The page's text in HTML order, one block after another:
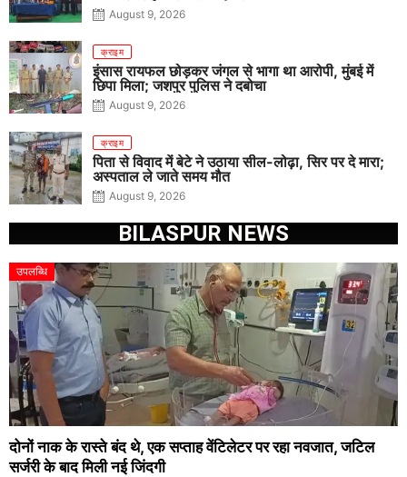
August 9, 2026
क्राइम
इंसास रायफल छोड़कर जंगल से भागा था आरोपी, मुंबई में
छिपा मिला; जशपुर पुलिस ने दबोचा
August 9, 2026
क्राइम
पिता से विवाद में बेटे ने उठाया सील-लोढ़ा, सिर पर दे मारा;
अस्पताल ले जाते समय मौत
August 9, 2026
BILASPUR NEWS
उपलब्धि
दोनों नाक के रास्ते बंद थे, एक सप्ताह वेंटिलेटर पर रहा नवजात, जटिल
सर्जरी के बाद मिली नई जिंदगी